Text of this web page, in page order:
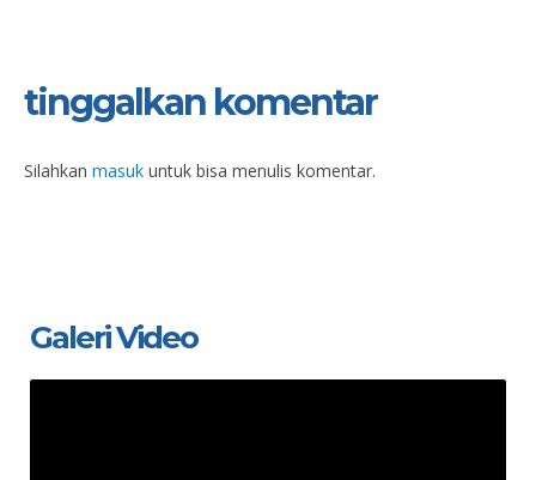
tinggalkan komentar
Silahkan masuk untuk bisa menulis komentar.
Galeri Video